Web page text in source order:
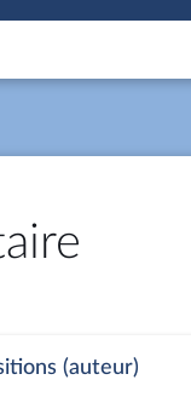
(auteur)